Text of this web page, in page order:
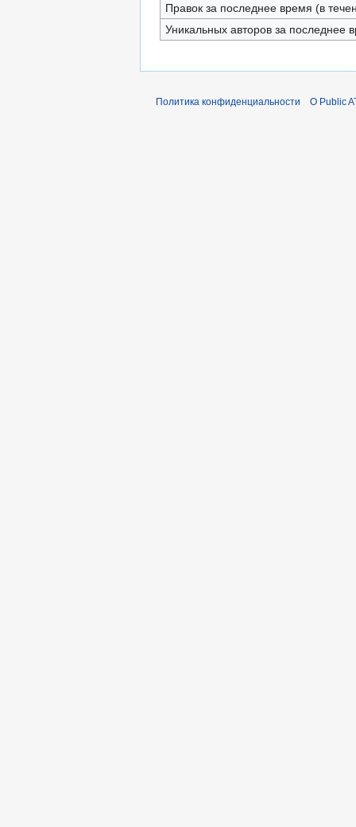
Правок за последнее время (в
Уникальных авторов за последнее
Политика конфиденциальности О Public